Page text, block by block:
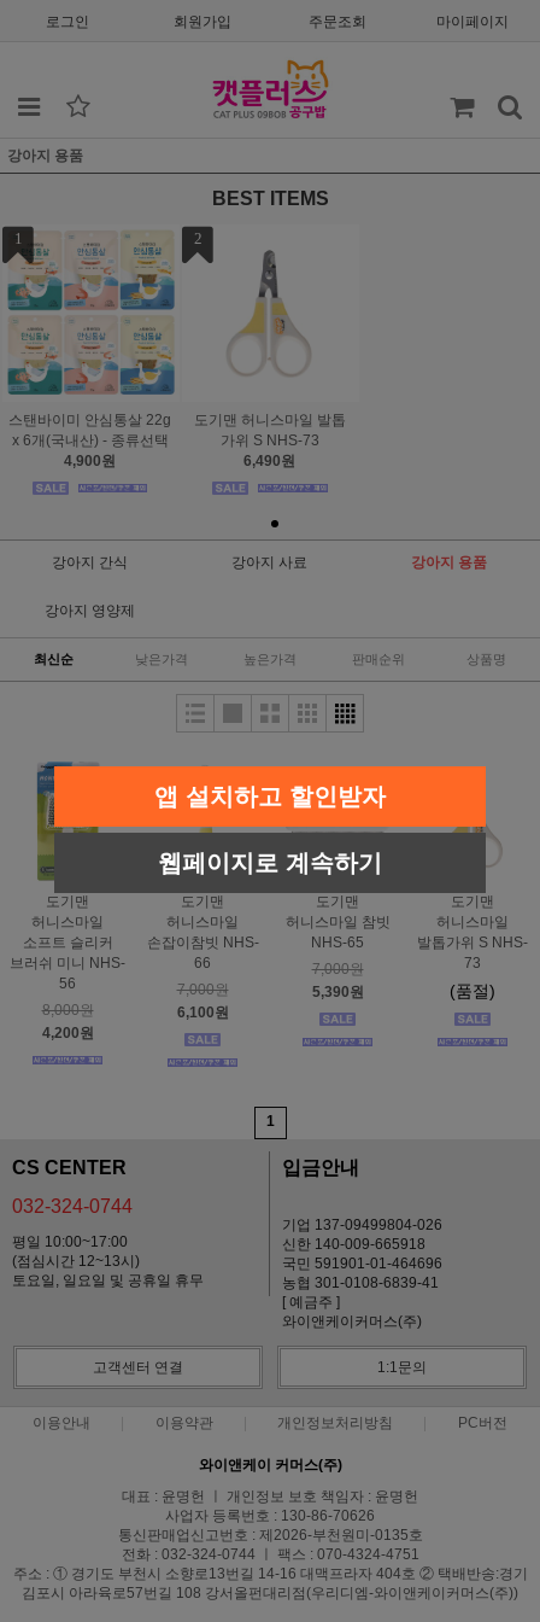
로그인 회원가입 주문조회 마이페이지
강아지 용품
BEST ITEMS
1
스탠바이미 안심통살 22g
x 6개(국내산) - 종류선택
4,900원
2
도기맨 허니스마일 발톱
가위 S NHS-73
6,490원
강아지 간식 강아지 사료 강아지 용품
강아지 영양제
최신순 낮은가격 높은가격 판매순위 상품명
도기맨
허니스마일
소프트 슬리커
브러쉬 미니 NHS-
56
8,000원
4,200원
도기맨
허니스마일
손잡이참빗 NHS-
66
7,000원
6,100원
도기맨
허니스마일 참빗
NHS-65
7,000원
5,390원
도기맨
허니스마일
발톱가위 S NHS-
73
(품절)
1
CS CENTER
032-324-0744
평일 10:00~17:00
(점심시간 12~13시)
토요일, 일요일 및 공휴일 휴무
입금안내
기업 137-09499804-026
신한 140-009-665918
국민 591901-01-464696
농협 301-0108-6839-41
[ 예금주 ]
와이앤케이커머스(주)
고객센터 연결 1:1문의
이용안내 이용약관 개인정보처리방침 PC버전
와이앤케이 커머스(주)
대표 : 윤명헌 ㅣ 개인정보 보호 책임자 : 윤명헌
사업자 등록번호 : 130-86-70626
통신판매업신고번호 : 제2026-부천원미-0135호
전화 : 032-324-0744 ㅣ 팩스 : 070-4324-4751
주소 : ① 경기도 부천시 소향로13번길 14-16 대맥프라자 404호 ② 택배반송:경기
김포시 아라육로57번길 108 강서올펀대리점(우리디엠-와이앤케이커머스(주))
앱 설치하고 할인받자
웹페이지로 계속하기